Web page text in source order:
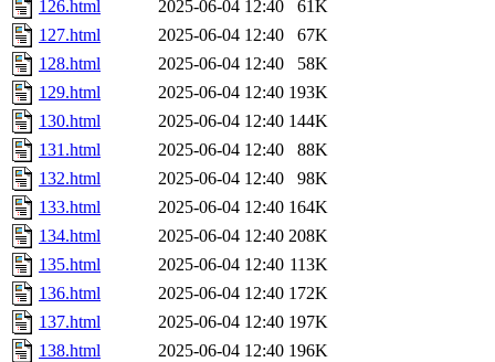
126.html
2025-06-04 12:40
61K
127.html
2025-06-04 12:40
67K
128.html
2025-06-04 12:40
58K
129.html
2025-06-04 12:40 193K
130.html
2025-06-04 12:40 144K
131.html
2025-06-04 12:40
88K
132.html
2025-06-04 12:40
98K
133.html
2025-06-04 12:40 164K
134.html
2025-06-04 12:40 208K
135.html
2025-06-04 12:40 113K
136.html
2025-06-04 12:40 172K
137.html
2025-06-04 12:40 197K
138.html
2025-06-04 12:40 196K